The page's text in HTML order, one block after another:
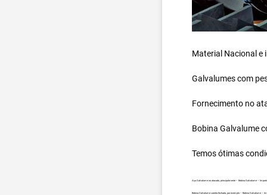
Material Nacional e
Galvalumes com
Fornecimento no
Bobina Galvalume
Temos ótimas
Aço Galvalume no atacado, principalmente – Bobina Galvalume –
Bobina Galvalume carreta fechada, por exemplo – Bobina Galvalume –